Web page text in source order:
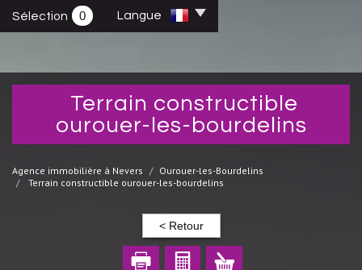
Sélection 0 Langue
terrain constructible
ourouer-les-bourdelins
Agence immobilière à Nevers
Ourouer-les-Bourdelins
Terrain constructible ourouer-les-bourdelins
< Retour